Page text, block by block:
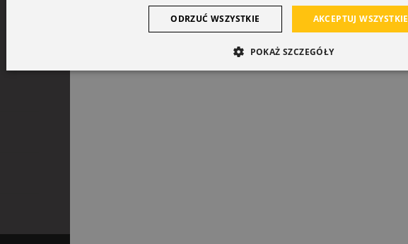
AKCEPTUJ WSZYSTKIE
ODRZUĆ WSZYSTKIE
POKAŻ SZCZEGÓŁY